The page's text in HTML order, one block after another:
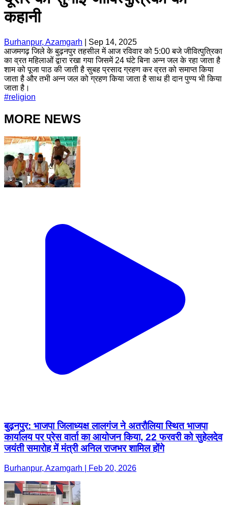
कहानी
Burhanpur, Azamgarh
Sep 14, 2025
आजमगढ़ जिले के बुढ़नपुर तहसील में आज रविवार को 5:00 बजे जीवित्पुत्रिका
का व्रत महिलाओं द्वारा रखा गया जिसमें 24 घंटे बिना अन्न जल के रहा जाता है
शाम को पूजा पाठ की जाती है सुबह प्रसाद ग्रहण कर व्रत को समाप्त किया
जाता है और तभी अन्न जल को ग्रहण किया जाता है साथ ही दान पुण्य भी किया
जाता है।
#religion
MORE NEWS
बुढ़नपुर: भाजपा जिलाध्यक्ष लालगंज ने अतरौलिया स्थित भाजपा
कार्यालय पर प्रेस वार्ता का आयोजन किया, 22 फरवरी को सुहेलदेव
जयंती समारोह में मंत्री अनिल राजभर शामिल होंगे
Burhanpur, Azamgarh | Feb 20, 2026